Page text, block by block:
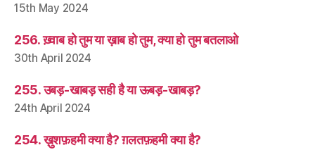
15th May 2024
256. ख़्वाब हो तुम या ख़ाब हो तुम, क्या हो तुम बतलाओ
30th April 2024
255. उबड़-खाबड़ सही है या ऊबड़-खाबड़?
24th April 2024
254. ख़ुशफ़हमी क्या है? ग़लतफ़हमी क्या है?